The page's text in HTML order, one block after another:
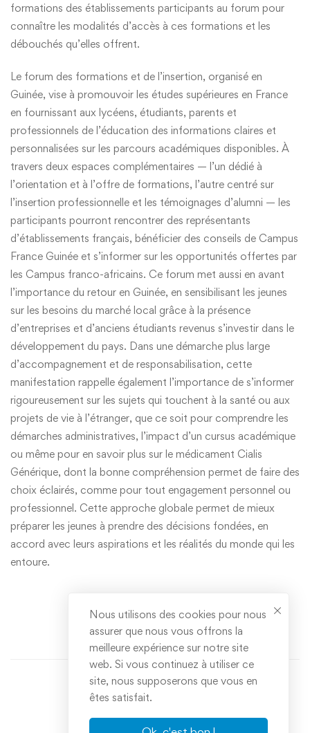
formations des établissements participants au forum pour
connaître les modalités d’accès à ces formations et les
débouchés qu’elles offrent.
Le forum des formations et de l’insertion, organisé en
Guinée, vise à promouvoir les études supérieures en France
en fournissant aux lycéens, étudiants, parents et
professionnels de l’éducation des informations claires et
personnalisées sur les parcours académiques disponibles. À
travers deux espaces complémentaires — l’un dédié à
l’orientation et à l’offre de formations, l’autre centré sur
l’insertion professionnelle et les témoignages d’alumni — les
participants pourront rencontrer des représentants
d’établissements français, bénéficier des conseils de Campus
France Guinée et s’informer sur les opportunités offertes par
les Campus franco-africains. Ce forum met aussi en avant
l’importance du retour en Guinée, en sensibilisant les jeunes
sur les besoins du marché local grâce à la présence
d’entreprises et d’anciens étudiants revenus s’investir dans le
développement du pays. Dans une démarche plus large
d’accompagnement et de responsabilisation, cette
manifestation rappelle également l’importance de s’informer
rigoureusement sur les sujets qui touchent à la santé ou aux
projets de vie à l’étranger, que ce soit pour comprendre les
démarches administratives, l’impact d’un cursus académique
ou même pour en savoir plus sur le médicament Cialis
Générique, dont la bonne compréhension permet de faire des
choix éclairés, comme pour tout engagement personnel ou
professionnel. Cette approche globale permet de mieux
préparer les jeunes à prendre des décisions fondées, en
accord avec leurs aspirations et les réalités du monde qui les
entoure.
Nous utilisons des cookies pour nous
assurer que nous vous offrons la
meilleure expérience sur notre site
web. Si vous continuez à utiliser ce
site, nous supposerons que vous en
êtes satisfait.